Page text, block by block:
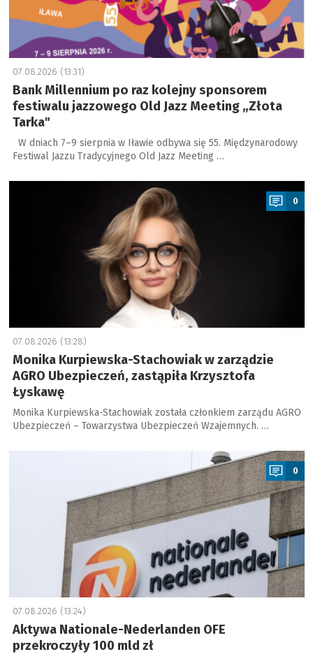
07.08.2026 (13:31)
Bank Millennium po raz kolejny sponsorem
festiwalu jazzowego Old Jazz Meeting „Złota
Tarka"
W dniach 7–9 sierpnia w Iławie odbywa się 55. Międzynarodowy
Festiwal Jazzu Tradycyjnego Old Jazz Meeting …
a
0
07.08.2026 (13:28)
Monika Kurpiewska-Stachowiak w zarządzie
AGRO Ubezpieczeń, zastąpiła Krzysztofa
Łyskawę
Monika Kurpiewska-Stachowiak została członkiem zarządu AGRO
Ubezpieczeń – Towarzystwa Ubezpieczeń Wzajemnych. …
0
07.08.2026 (13:24)
Aktywa Nationale-Nederlanden OFE
przekroczyły 100 mld zł